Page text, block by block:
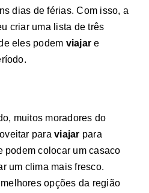
dias de férias. Com isso, a
criar uma lista de três
eles podem viajar e
muitos moradores do
paraviajar para
podem colocar um casaco
um clima mais fresco.
opções da região